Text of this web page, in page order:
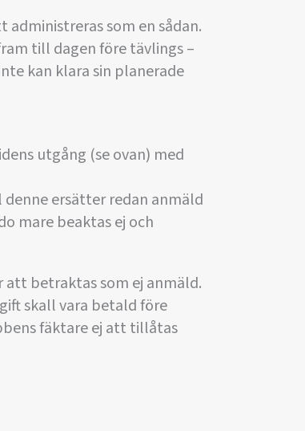
som en sådan.
till dagen före tävlings –
kan klara sin planerade
utgång (se ovan) med
ersätter redan anmäld
mare beaktas ej och
betraktas som ej anmäld.
skall vara betald före
fäktare ej att tillåtas